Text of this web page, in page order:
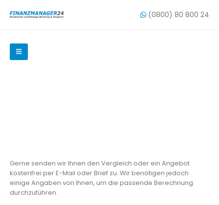
(0800) 80 800 24
Gerne senden wir Ihnen den Vergleich oder ein Angebot
kostenfrei per E-Mail oder Brief zu. Wir benötigen jedoch
einige Angaben von Ihnen, um die passende Berechnung
durchzuführen.